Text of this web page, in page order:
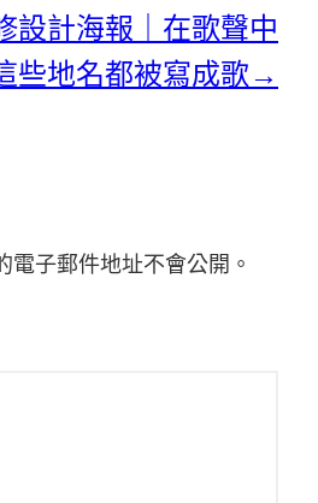
設計海報｜在歌聲中
些地名都被寫成歌→
電子郵件地址不會公開。